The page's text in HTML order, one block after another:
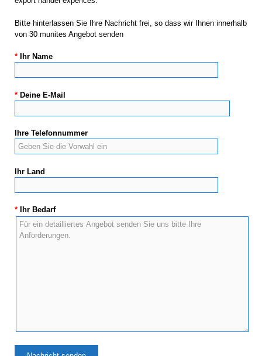
Bitte hinterlassen Sie Ihre Nachricht frei, so dass wir Ihnen innerhalb
von 30 munites Angebot senden
* Ihr Name
* Deine E-Mail
Ihre Telefonnummer
Ihr Land
* Ihr Bedarf